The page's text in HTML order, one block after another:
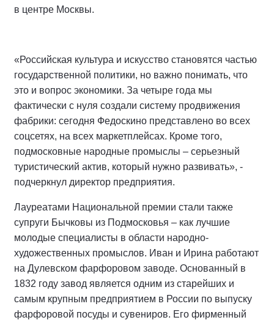
в центре Москвы.
«Российская культура и искусство становятся частью
государственной политики, но важно понимать, что
это и вопрос экономики. За четыре года мы
фактически с нуля создали систему продвижения
фабрики: сегодня Федоскино представлено во всех
соцсетях, на всех маркетплейсах. Кроме того,
подмосковные народные промыслы – серьезный
туристический актив, который нужно развивать», -
подчеркнул директор предприятия.
Лауреатами Национальной премии стали также
супруги Бычковы из Подмосковья – как лучшие
молодые специалисты в области народно-
художественных промыслов. Иван и Ирина работают
на Дулевском фарфоровом заводе. Основанный в
1832 году завод является одним из старейших и
самым крупным предприятием в России по выпуску
фарфоровой посуды и сувениров. Его фирменный